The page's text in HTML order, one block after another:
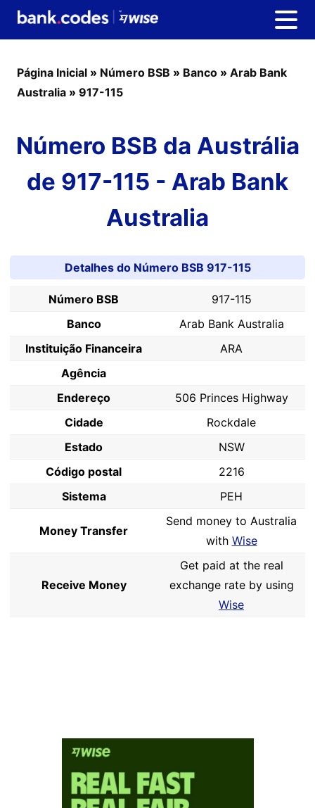
Página Inicial » Número BSB » Banco » Arab Bank
Australia » 917-115
Número BSB da Austrália
de 917-115 - Arab Bank
Australia
Detalhes do Número BSB 917-115
Número BSB
917-115
Banco
Arab Bank Australia
Instituição Financeira
ARA
Agência
Endereço
506 Princes Highway
Cidade
Rockdale
Estado
NSW
Código postal
2216
Sistema
PEH
Money Transfer
Send money to Australia
with Wise
Receive Money
Get paid at the real
exchange rate by using
Wise